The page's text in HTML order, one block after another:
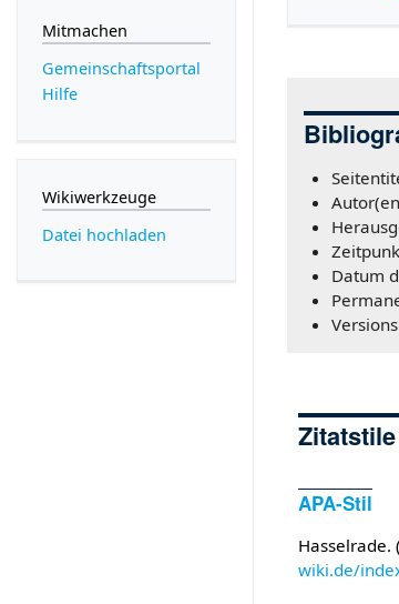
Datum
APA-Stil
Hasselrade.
wiki.de/
Mitmachen
Gemeinschafts­portal
Hilfe
Wikiwerkzeuge
Datei hochladen